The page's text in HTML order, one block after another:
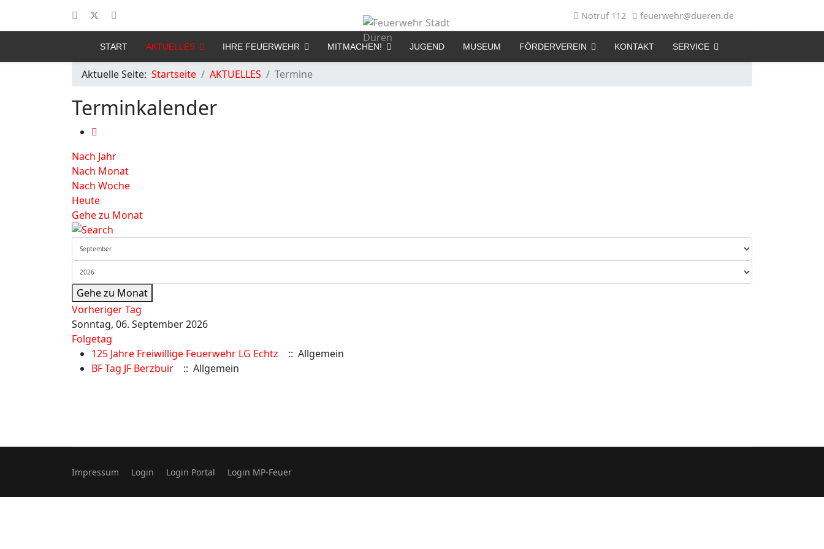
Notruf 112 feuerwehr@dueren.de
START AKTUELLES IHRE FEUERWEHR MITMACHEN! JUGEND MUSEUM FÖRDERVEREIN KONTAKT SERVICE
Aktuelle Seite: Startseite AKTUELLES Termine
Terminkalender
Nach Jahr
Nach Monat
Nach Woche
Heute
Gehe zu Monat
Gehe zu Monat
Vorheriger Tag
Sonntag, 06. September 2026
Folgetag
125 Jahre Freiwillige Feuerwehr LG Echtz
:: Allgemein
BF Tag JF Berzbuir
:: Allgemein
Impressum Login Login Portal Login MP-Feuer